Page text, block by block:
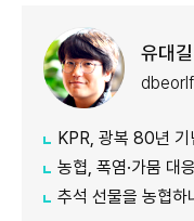
유대
KPR, 광복 80년 기
농협, 폭염·가뭄 대응 총
추석 선물을 농협하나